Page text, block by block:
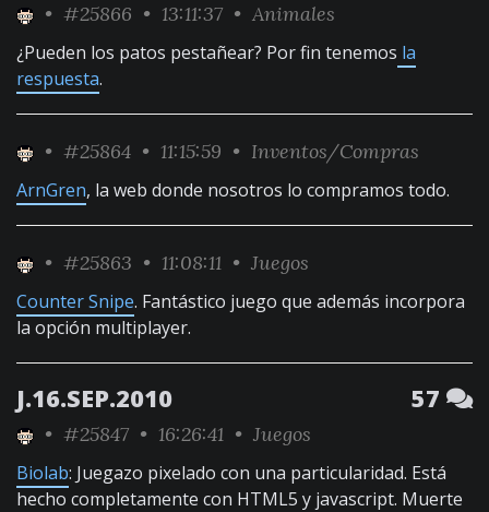
• #25866 • 13:11:37 • Animales
¿Pueden los patos pestañear? Por fin tenemos la
respuesta.
• #25864 • 11:15:59 • Inventos/Compras
ArnGren, la web donde nosotros lo compramos todo.
• #25863 • 11:08:11 • Juegos
Counter Snipe. Fantástico juego que además incorpora
la opción multiplayer.
J.16.SEP.2010 57
• #25847 • 16:26:41 • Juegos
Biolab: Juegazo pixelado con una particularidad. Está
hecho completamente con HTML5 y javascript. Muerte